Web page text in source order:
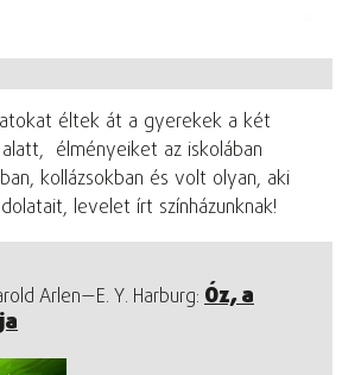
éltek át a gyerekek a két
élményeiket az iskolában
kollázsokban és volt olyan, aki
levelet írt színházunknak!
Arlen—E. Y. Harburg: Óz, a